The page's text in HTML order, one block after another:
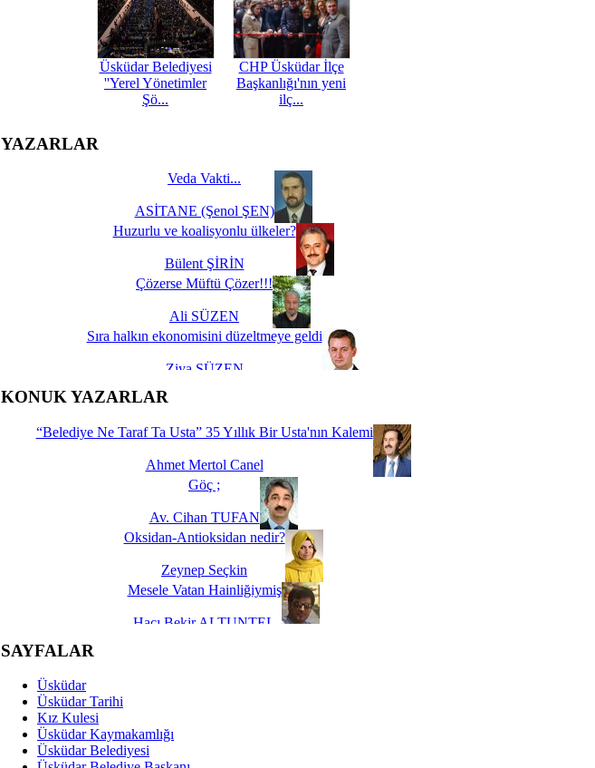
Üsküdar Belediyesi
''Yerel Yönetimler
Şö...
CHP Üsküdar İlçe
Başkanlığı'nın yeni
ilç...
YAZARLAR
Veda Vakti...
ASİTANE (Şenol ŞEN)
Huzurlu ve koalisyonlu ülkeler?
Bülent ŞİRİN
Çözerse Müftü Çözer!!!
Ali SÜZEN
Sıra halkın ekonomisini düzeltmeye geldi
Ziya SÜZEN
İşte Biz buyuz...
KONUK YAZARLAR
“Belediye Ne Taraf Ta Usta” 35 Yıllık Bir Usta'nın Kalemi
Ahmet Mertol Canel
Göç ;
Av. Cihan TUFAN
Oksidan-Antioksidan nedir?
Zeynep Seçkin
Mesele Vatan Hainliğiymiş
Hacı Bekir ALTUNTEL
Dünya Fani, Ama Kısa Bir Süre De Olsa Burdayız
Savaş ŞENEL
Hukukun Adaleti Kalmadı Üstadım!
SAYFALAR
Üsküdar
Üsküdar Tarihi
Kız Kulesi
Üsküdar Kaymakamlığı
Üsküdar Belediyesi